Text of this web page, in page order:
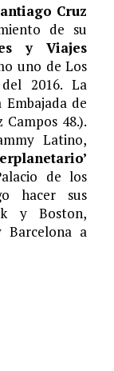
Cruz
de su
y Viajes
uno de Los
2016. La
de
48.).
Latino,
de los
hacer sus
y Boston,
Barcelona a